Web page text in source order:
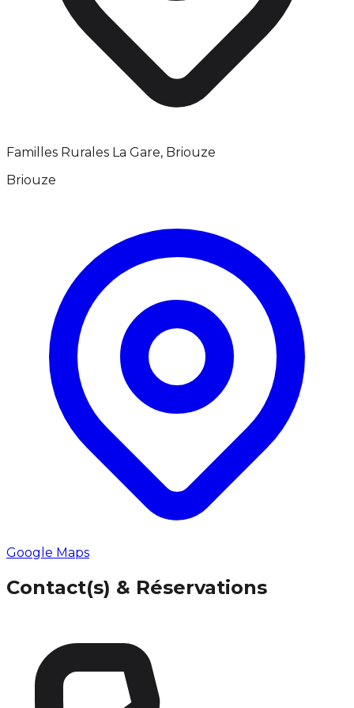
Familles Rurales La Gare, Briouze
Briouze
Google Maps
Contact(s) & Réservations